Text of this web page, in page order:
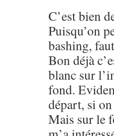
C’est bien
Puisqu’on
bashing,
Bon déjà
blanc sur
fond.
départ, si
Mais sur le